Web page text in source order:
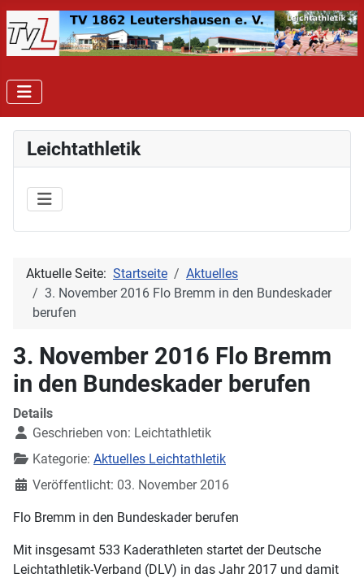
Leichtathletik
Aktuelle Seite: Startseite
Aktuelles
3. November 2016 Flo Bremm in den Bundeskader
berufen
3. November 2016 Flo Bremm
in den Bundeskader berufen
Details
Geschrieben von: Leichtathletik
Kategorie: Aktuelles Leichtathletik
Veröffentlicht: 03. November 2016
Flo Bremm in den Bundeskader berufen
Mit insgesamt 533 Kaderathleten startet der Deutsche
Leichtathletik-Verband (DLV) in das Jahr 2017 und damit